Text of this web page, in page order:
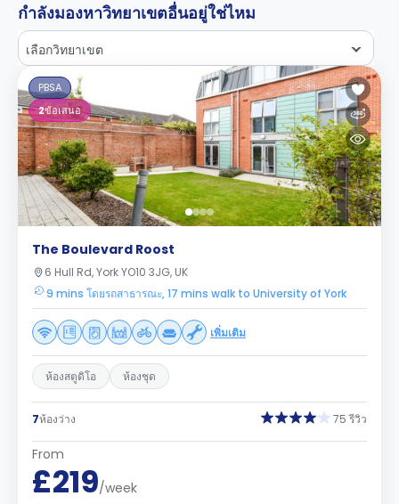
กำลังมองหาวิทยาเขตอื่นอยู่ใช่ไหม
เลือกวิทยาเขต
PBSA
2ข้อเสนอ
The Boulevard Roost
6 Hull Rd, York YO10 3JG, UK
9 mins โดยรถสาธารณะ, 17 mins walk to University of York
เพิ่มเติม
ห้องสตูดิโอ ห้องชุด
7ห้องว่าง 75 รีวิว
From
£219/week